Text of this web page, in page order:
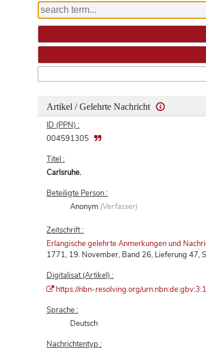
Artikel / Gelehrte Nachricht
ID (PPN) :
004591305
Titel :
Carlsruhe.
Beteiligte Person :
Anonym (Verfasser)
Zeitschrift :
Erlangische gelehrte Anmerkungen und
1771, 19. November, Band 26, Lieferung 47,
Digitalisat (Artikel) :
https://nbn-resolving.org/
Sprache :
Deutsch
Nachrichtentyp :